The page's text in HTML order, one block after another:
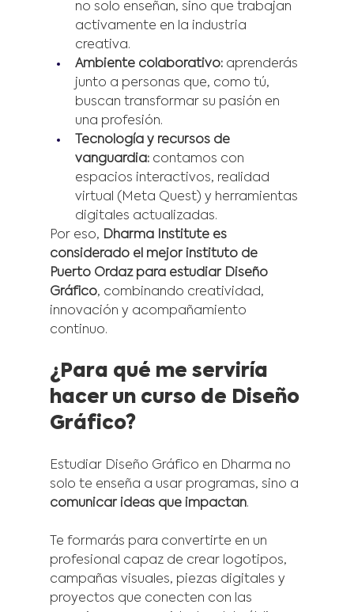
no solo enseñan, sino que trabajan
activamente en la industria
creativa.
Ambiente colaborativo: aprenderás
junto a personas que, como tú,
buscan transformar su pasión en
una profesión.
Tecnología y recursos de
vanguardia: contamos con
espacios interactivos, realidad
virtual (Meta Quest) y herramientas
digitales actualizadas.
Por eso, Dharma Institute es
considerado el mejor instituto de
Puerto Ordaz para estudiar Diseño
Gráfico, combinando creatividad,
innovación y acompañamiento
continuo.
¿Para qué me serviría
hacer un curso de Diseño
Gráfico?
Estudiar Diseño Gráfico en Dharma no
solo te enseña a usar programas, sino a
comunicar ideas que impactan.
Te formarás para convertirte en un
profesional capaz de crear logotipos,
campañas visuales, piezas digitales y
proyectos que conecten con las